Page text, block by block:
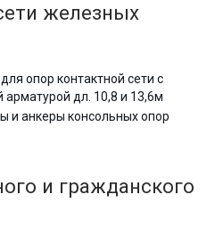
железных
опор контактной сети с
дл. 10,8 и 13,6м
и анкеры консольных опор
и гражданского